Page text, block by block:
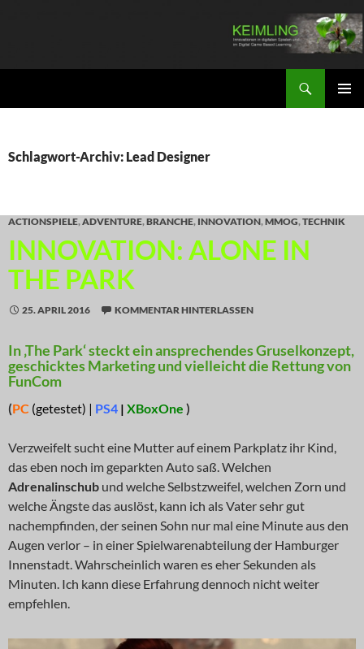
Schlagwort-Archiv: Lead Designer
ACTIONSPIELE,ADVENTURE,BRANCHE, INNOVATION,MMOG,TECHNIK
INNOVATION: ALONE IN
THE PARK
25. APRIL 2016 KOMMENTAR HINTERLASSEN
In ‚The Park‘ steckt ein ansprechendes Gruselkonzept,
geschicktes Marketing und vielleicht die Rettung von
FunCom
(PC (getestet) | PS4 | XBoxOne )
Verzweifelt sucht eine Mutter auf einem Parkplatz ihr Kind,
das eben noch im geparkten Auto saß. Welchen
Adrenalinschub und welche Selbstzweifel, welchen Zorn und
welche Ängste das auslöst, kann ich als Vater sehr gut
nachempfinden, der seinen Sohn nur mal eine Minute aus den
Augen verlor – in einer Spielwarenabteilung der Hamburger
Innenstadt. Wahrscheinlich waren es eher Sekunden als
Minuten. Ich kann diese Erfahrung dennoch nicht weiter
empfehlen.